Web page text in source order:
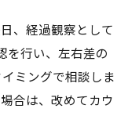
、経過観察として
を行い、左右差の
ミングで相談しま
合は、改めてカウ